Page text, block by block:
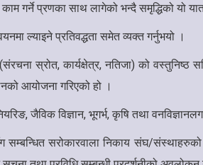
प्रणका साथ लागेको भन्दै समृद्धिको यो
ल्याइने प्रतिवद्धता समेत व्यक्त गर्नुभयो ।
स्रोत, कार्यक्षेत्र, नतिजा) को वस्तुनिष्ठ
आयोजना गरिएको हो ।
जैविक विज्ञान, भूगर्भ, कृषि तथा
सम्बन्धित सरोकारवाला निकाय संघ/